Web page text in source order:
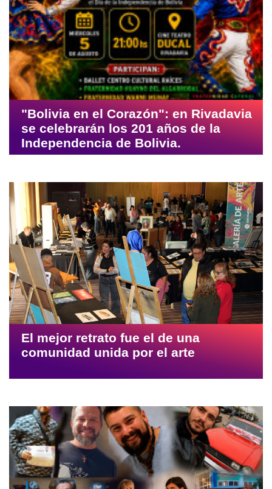
"Bolivia en el Corazón": en Rivadavia
se celebrarán los 201 años de la
Independencia de Bolivia.
El mejor retrato fue el de una
comunidad unida por el arte